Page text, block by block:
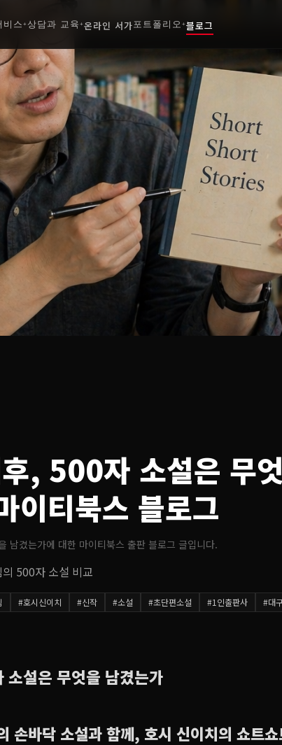
비스 +상담과 교육 +온라인 서가 포트폴리오 +블로그
, 500자 소설은 무
이티북스 블로그
남겼는가에 대한 마이티북스 출판 블로그 글입니다.
500자 소설 비교
#호시신이치 #신작 #소설 #초단편소설 #1인출판사 #대
설은 무엇을 남겼는가
손바닥 소설과 함께, 호시 신이치의 쇼트